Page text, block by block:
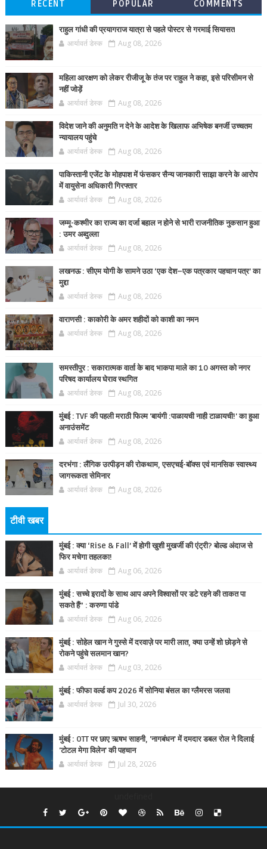
RECENT POPULAR COMMENTS
राहुल गांधी की प्रयागराज यात्रा से पहले पोस्टर से गरमाई सियासत
आर्यावर्त डेस्क Aug 08, 2026
महिला आरक्षण को लेकर रीजीजू के तंज पर राहुल ने कहा, इसे परिसीमन से
नहीं जोड़ें
आर्यावर्त डेस्क Aug 08, 2026
विदेश जाने की अनुमति न देने के आदेश के खिलाफ अभिषेक बनर्जी उच्चतम
न्यायालय पहुंचे
आर्यावर्त डेस्क Aug 08, 2026
पाकिस्तानी एजेंट के मोहपाश में फंसकर सैन्य जानकारी साझा करने के आरोप
में वायुसेना अधिकारी गिरफ्तार
आर्यावर्त डेस्क Aug 08, 2026
जम्मू-कश्मीर का राज्य का दर्जा बहाल न होने से भारी राजनीतिक नुकसान हुआ
: उमर अब्दुल्ला
आर्यावर्त डेस्क Aug 08, 2026
लखनऊ : सीएम योगी के सामने उठा ‘एक देश–एक पत्रकार पहचान पत्र’ का
मुद्दा
आर्यावर्त डेस्क Aug 08, 2026
वाराणसी : काकोरी के अमर शहीदों को काशी का नमन
आर्यावर्त डेस्क Aug 08, 2026
समस्तीपुर : सकारात्मक वार्ता के बाद भाकपा माले का 10 अगस्त को नगर
परिषद कार्यालय घेराव स्थगित
आर्यावर्त डेस्क Aug 08, 2026
मुंबई : TVF की पहली मराठी फिल्म 'बायंगी :पाळायची नाही टाळायची!' का हुआ
अनाउंसमेंट
आर्यावर्त डेस्क Aug 08, 2026
दरभंगा : लैंगिक उत्पीड़न की रोकथाम, एसएचई-बॉक्स एवं मानसिक स्वास्थ्य
जागरूकता सेमिनार
आर्यावर्त डेस्क Aug 08, 2026
टीवी खबर
मुंबई : क्या ‘Rise & Fall’ में होगी खुशी मुखर्जी की एंट्री? बोल्ड अंदाज से
फिर मचेगा तहलका!
आर्यावर्त डेस्क Aug 06, 2026
मुंबई : सच्चे इरादों के साथ आप अपने विश्वासों पर डटे रहने की ताकत पा
सकते हैं” : करुणा पांडे
आर्यावर्त डेस्क Aug 06, 2026
मुंबई : सोहेल खान ने गुस्से में दरवाज़े पर मारी लात, क्या उन्हें शो छोड़ने से
रोकने पहुंचे सलमान खान?
आर्यावर्त डेस्क Aug 03, 2026
मुंबई : फीफा वर्ल्ड कप 2026 में सोनिया बंसल का ग्लैमरस जलवा
आर्यावर्त डेस्क Jul 30, 2026
मुंबई : OTT पर छाए ऋषभ साहनी, 'नागबंधन' में दमदार डबल रोल ने दिलाई
'टोटल मेगा विलेन' की पहचान
आर्यावर्त डेस्क Jul 28, 2026